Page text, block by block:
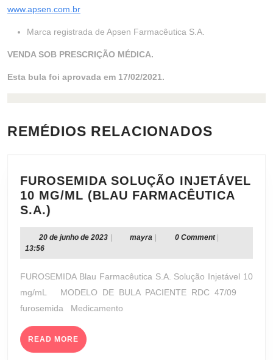
www.apsen.com.br
Marca registrada de Apsen Farmacêutica S.A.
VENDA SOB PRESCRIÇÃO MÉDICA.
Esta bula foi aprovada em 17/02/2021.
REMÉDIOS RELACIONADOS
FUROSEMIDA SOLUÇÃO INJETÁVEL
10 MG/ML (BLAU FARMACÊUTICA
S.A.)
INJETÁVEL
(BLAU
FARMACÊUTICA
S.A.)
20 de junho de 202320
junho
2023
mayra mayra 0 Comment
13:56
FUROSEMIDA Blau Farmacêutica S.A. Solução Injetável 10
mg/mL MODELO DE BULA PACIENTE RDC 47/09
furosemida Medicamento
READ MORE READ
MORE